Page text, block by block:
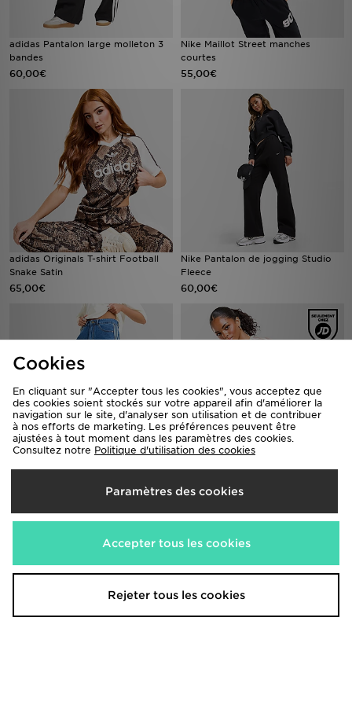
adidas Pantalon large molleton 3
bandes
60,00€
Nike Maillot Street manches
courtes
55,00€
adidas Originals T-shirt Football
Snake Satin
65,00€
Nike Pantalon de jogging Studio
Fleece
60,00€
Slim
Cookies
En cliquant sur "Accepter tous les cookies", vous acceptez que
des cookies soient stockés sur votre appareil afin d'améliorer la
navigation sur le site, d'analyser son utilisation et de contribuer
à nos efforts de marketing. Les préférences peuvent être
ajustées à tout moment dans les paramètres des cookies.
Consultez notre Politique d'utilisation des cookies
Paramètres des cookies
Accepter tous les cookies
Rejeter tous les cookies